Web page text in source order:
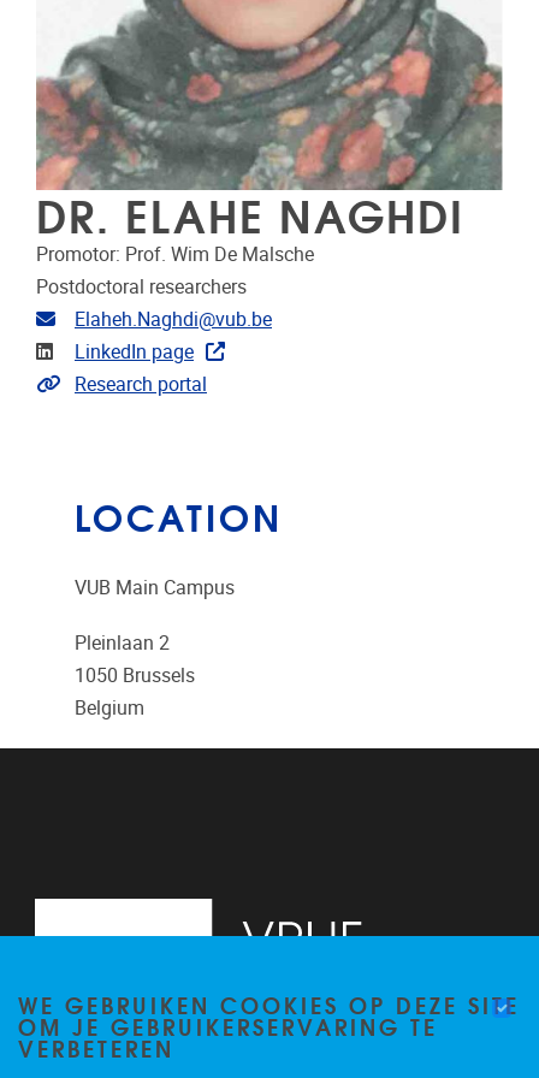
DR. ELAHE NAGHDI
Promotor: Prof. Wim De Malsche
Postdoctoral researchers
Email address
Elaheh.Naghdi@vub.be
Linkedin
LinkedIn page
Link to CRIS
Research portal
LOCATION
VUB Main Campus
Pleinlaan 2
1050 Brussels
Belgium
WE GEBRUIKEN COOKIES OP DEZE SITE
OM JE GEBRUIKERSERVARING TE
VERBETEREN